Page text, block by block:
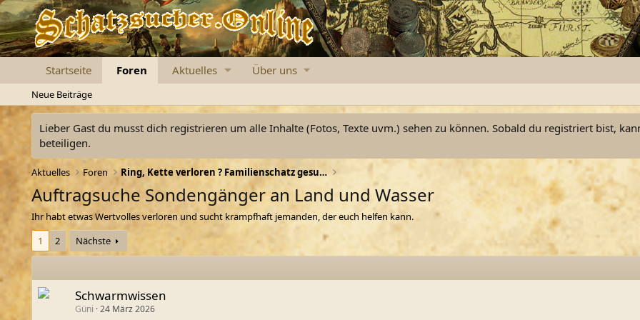
Startseite Foren Aktuelles Über uns
Neue Beiträge
Lieber Gast du musst dich registrieren um alle Inhalte (Fotos, Texte uvm.) sehen zu können. Sobald du registriert bist,
beteiligen.
Aktuelles Foren Ring, Kette verloren ? Familienschatz gesucht ?
Auftragsuche Sondengänger an Land und Wasser
Ihr habt etwas Wertvolles verloren und sucht krampfhaft jemanden, der euch helfen kann.
1
2 Nächste
Schwarmwissen
Güni 24 März 2026